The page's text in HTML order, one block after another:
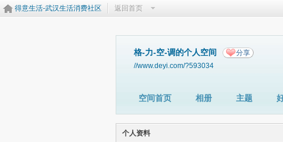
得意生活-武汉生活消费社区 返回首页
格-力-空-调的个人空间 分享
//www.deyi.com/?593034
空间首页 相册 主题
个人资料